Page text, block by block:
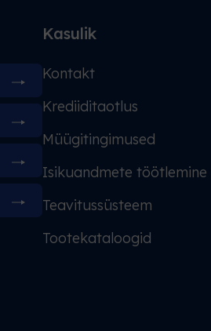
Kasulik
Kontakt
Krediiditaotlus
Müügitingimused
Isikuandmete töötlemine
Teavitussüsteem
Tootekataloogid